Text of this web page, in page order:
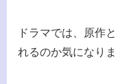
ドラマでは、原作
れるのか気になりま